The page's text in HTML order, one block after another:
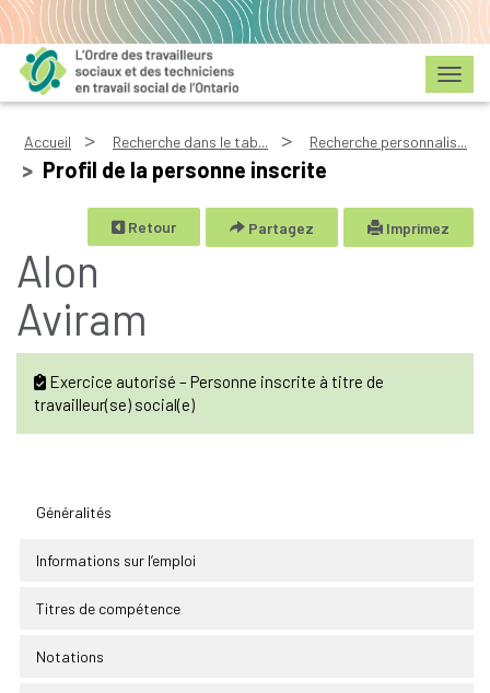
Accueil Recherche dans le tab... Recherche personnalis...
Profil de la personne inscrite
Imprimez
Partagez
Retour
Alon
Aviram
Exercice autorisé – Personne inscrite à titre de
travailleur(se) social(e)
Généralités
Informations sur l’emploi
Titres de compétence
Notations